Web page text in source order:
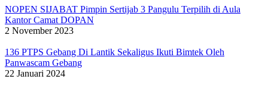
NOPEN SIJABAT Pimpin Sertijab 3 Pangulu Terpilih di Aula
Kantor Camat DOPAN
2 November 2023
136 PTPS Gebang Di Lantik Sekaligus Ikuti Bimtek Oleh
Panwascam Gebang
22 Januari 2024